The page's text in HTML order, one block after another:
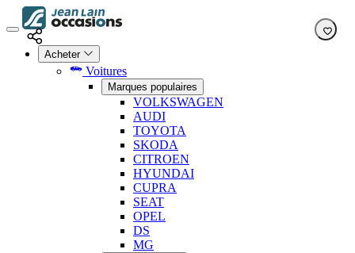
Acheter
Voitures
Marques populaires
VOLKSWAGEN
AUDI
TOYOTA
SKODA
CITROEN
HYUNDAI
CUPRA
SEAT
OPEL
DS
MG